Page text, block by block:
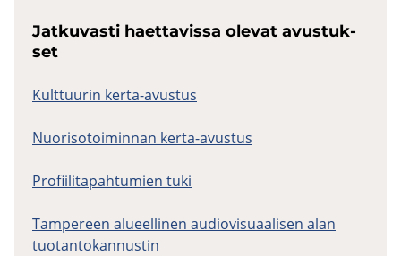
Jat­ku­vas­ti haet­ta­vis­sa ole­vat avus­tuk­
set
Kulttuurin kerta-avustus
Nuorisotoiminnan kerta-avustus
Profiilitapahtumien tuki
Tampereen alueellinen audiovisuaalisen alan
tuotantokannustin